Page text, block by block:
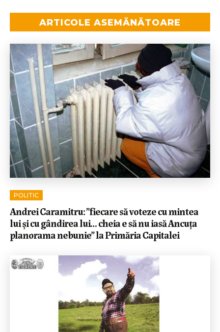
ARTICOLE ASEMĂNĂTOARE
POLITIC
Andrei Caramitru: ”fiecare să voteze cu mintea
lui și cu gândirea lui… cheia e să nu iasă Ancuța
planorama nebunie” la Primăria Capitalei